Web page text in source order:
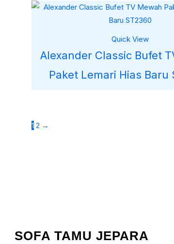
Quick View
Alexander Classic Bufet
Paket Lemari Hias Baru
1 2 →
SOFA TAMU JEPARA